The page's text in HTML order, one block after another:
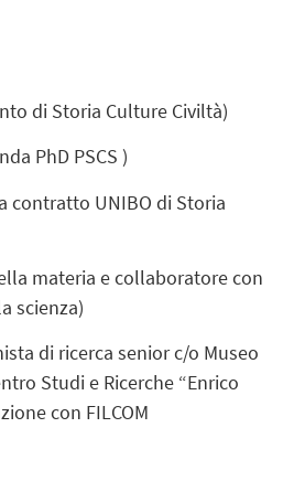
di Storia Culture Civiltà)
PhD PSCS )
contratto UNIBO di Storia
materia e collaboratore con
scienza)
di ricerca senior c/o Museo
Studi e Ricerche “Enrico
con FILCOM